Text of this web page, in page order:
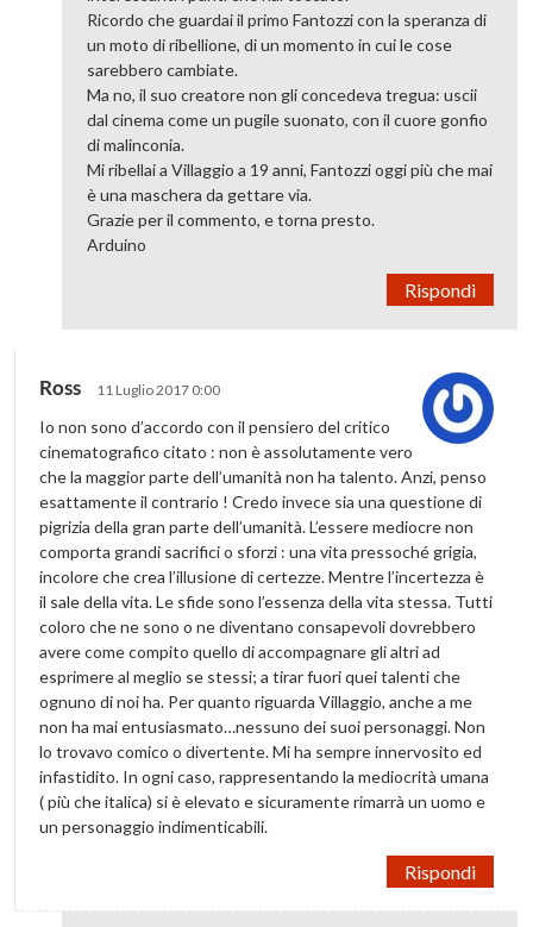
Ricordo che guardai il primo Fantozzi con la speranza di
un moto di ribellione, di un momento in cui le cose
sarebbero cambiate.
Ma no, il suo creatore non gli concedeva tregua: uscii
dal cinema come un pugile suonato, con il cuore gonfio
di malinconia.
Mi ribellai a Villaggio a 19 anni, Fantozzi oggi più che mai
è una maschera da gettare via.
Grazie per il commento, e torna presto.
Arduino
Rispondi
Ross 11 Luglio 2017 0:00
Io non sono d’accordo con il pensiero del critico
cinematografico citato : non è assolutamente vero
che la maggior parte dell’umanità non ha talento. Anzi, penso
esattamente il contrario ! Credo invece sia una questione di
pigrizia della gran parte dell’umanità. L’essere mediocre non
comporta grandi sacrifici o sforzi : una vita pressoché grigia,
incolore che crea l’illusione di certezze. Mentre l’incertezza è
il sale della vita. Le sfide sono l’essenza della vita stessa. Tutti
coloro che ne sono o ne diventano consapevoli dovrebbero
avere come compito quello di accompagnare gli altri ad
esprimere al meglio se stessi; a tirar fuori quei talenti che
ognuno di noi ha. Per quanto riguarda Villaggio, anche a me
non ha mai entusiasmato…nessuno dei suoi personaggi. Non
lo trovavo comico o divertente. Mi ha sempre innervosito ed
infastidito. In ogni caso, rappresentando la mediocrità umana
( più che italica) si è elevato e sicuramente rimarrà un uomo e
un personaggio indimenticabili.
Rispondi